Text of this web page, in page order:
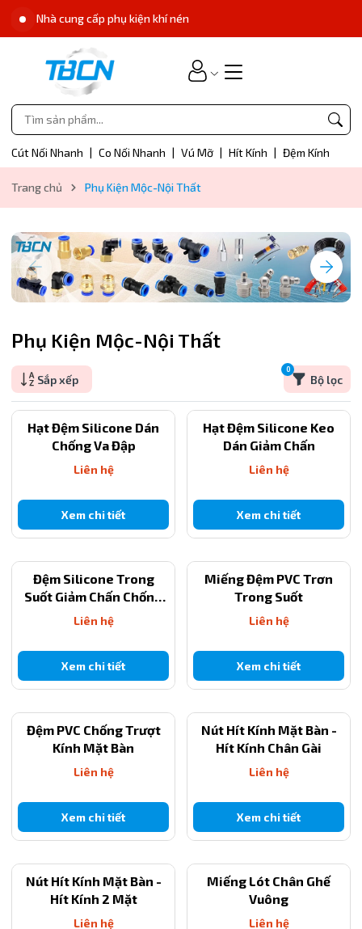
Nhà cung cấp phụ kiện khí nén
Cút Nối Nhanh | Co Nối Nhanh | Vú Mỡ | Hít Kính | Đệm Kính
Trang chủ Phụ Kiện Mộc-Nội Thất
Phụ Kiện Mộc-Nội Thất
Sắp xếp Bộ lọc
0
Hạt Đệm Silicone Dán
Chống Va Đập
Liên hệ
Xem chi tiết
Hạt Đệm Silicone Keo
Dán Giảm Chấn
Liên hệ
Xem chi tiết
Đệm Silicone Trong
Suốt Giảm Chấn Chống
Trượt
Liên hệ
Xem chi tiết
Miếng Đệm PVC Trơn
Trong Suốt
Liên hệ
Xem chi tiết
Đệm PVC Chống Trượt
Kính Mặt Bàn
Liên hệ
Xem chi tiết
Nút Hít Kính Mặt Bàn -
Hít Kính Chân Gài
Liên hệ
Xem chi tiết
Nút Hít Kính Mặt Bàn -
Hít Kính 2 Mặt
Liên hệ
Miếng Lót Chân Ghế
Vuông
Liên hệ